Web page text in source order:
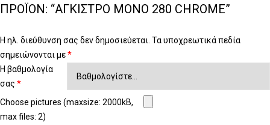
ΠΡΟΪΌΝ: “ΆΓΚΙΣΤΡΟ ΜΟΝΌ 280 CHROME”
Η ηλ. διεύθυνση σας δεν δημοσιεύεται. Τα υποχρεωτικά πεδία
σημειώνονται με*
Η βαθμολογία
σας *
Choose pictures (maxsize: 2000kB,
max files: 2)